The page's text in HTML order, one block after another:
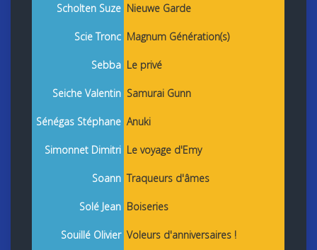
Scholten Suze Nieuwe Garde
Scie Tronc Magnum Génération(s)
Sebba Le privé
Seiche Valentin Samurai Gunn
Sénégas Stéphane Anuki
Simonnet Dimitri Le voyage d'Emy
Soann Traqueurs d'âmes
Solé Jean Boiseries
Souillé Olivier Voleurs d'anniversaires !